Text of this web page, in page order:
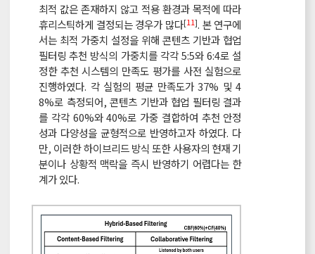
최적 값은 존재하지 않고 적용 환경과 목적에 따라
휴리스틱하게 결정되는 경우가 많다[11]. 본 연구에
서는 최적 가중치 설정을 위해 콘텐츠 기반과 협업
필터링 추천 방식의 가중치를 각각 5:5와 6:4로 설
정한 추천 시스템의 만족도 평가를 사전 실험으로
진행하였다. 각 실험의 평균 만족도가 37% 및 4
8%로 측정되어, 콘텐츠 기반과 협업 필터링 결과
를 각각 60%와 40%로 가중 결합하여 추천 안정
성과 다양성을 균형적으로 반영하고자 하였다. 다
만, 이러한 하이브리드 방식 또한 사용자의 현재 기
분이나 상황적 맥락을 즉시 반영하기 어렵다는 한
계가 있다.